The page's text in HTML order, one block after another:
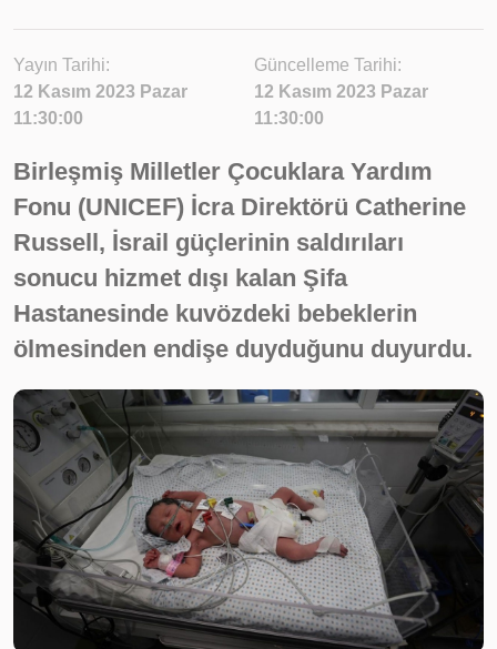
Yayın Tarihi:
12 Kasım 2023 Pazar
11:30:00
Güncelleme Tarihi:
12 Kasım 2023 Pazar
11:30:00
Birleşmiş Milletler Çocuklara Yardım
Fonu (UNICEF) İcra Direktörü Catherine
Russell, İsrail güçlerinin saldırıları
sonucu hizmet dışı kalan Şifa
Hastanesinde kuvözdeki bebeklerin
ölmesinden endişe duyduğunu duyurdu.